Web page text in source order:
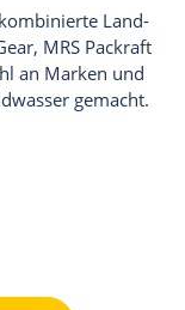
Land-
MRS Packraft
an Marken und
gemacht.